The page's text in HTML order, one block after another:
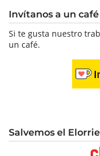
Invítanos a un café
Si te gusta nuestro
un café.
Salvemos el